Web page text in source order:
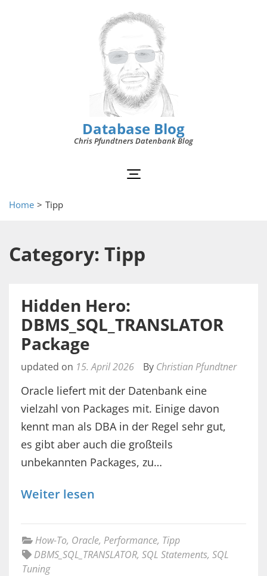
Database Blog
Chris Pfundtners Datenbank Blog
Home > Tipp
Category: Tipp
Hidden Hero:
DBMS_SQL_TRANSLATOR
Package
updated on 15. April 2026 By Christian Pfundtner
Oracle liefert mit der Datenbank eine
vielzahl von Packages mit. Einige davon
kennt man als DBA in der Regel sehr gut,
es gibt aber auch die großteils
unbekannten Packages, zu…
Weiter lesen
How-To, Oracle, Performance, Tipp
DBMS_SQL_TRANSLATOR, SQL Statements, SQL
Tuning